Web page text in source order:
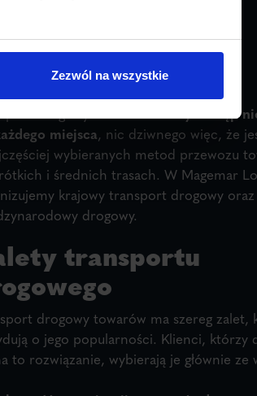
Zezwól na wszystkie
łatwy dostęp
miejsca, nic dziwnego więc, że
wybieranych metod przewozu
i średnich trasach. W Magemar
krajowy transport drogowy
drogowy.
transportu
drogowy towarów ma szereg zalet,
o jego popularności. Klienci, którzy
to rozwiązanie, wybierają je głównie ze